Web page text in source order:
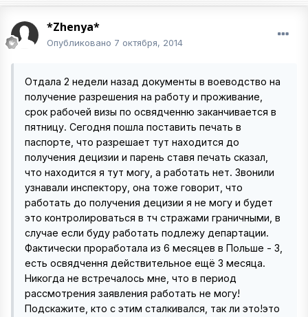
*Zhenya*
Опубликовано 7 октября, 2014
Отдала 2 недели назад документы в воеводство на
получение разрешения на работу и проживание,
срок рабочей визы по освядченню заканчивается в
пятницу. Сегодня пошла поставить печать в
паспорте, что разрешает тут находится до
получения децизии и парень ставя печать сказал,
что находится я тут могу, а работать нет. Звонили
узнавали инспектору, она тоже говорит, что
работать до получения децизии я не могу и будет
это контролироваться в тч стражами граничными, в
случае если буду работать подлежу департации.
Фактически проработала из 6 месяцев в Польше - 3,
есть освядчення действительное ещё 3 месяца.
Никогда не встречалось мне, что в период
рассмотрения заявления работать не могу!
Подскажите, кто с этим сталкивался, так ли это!это